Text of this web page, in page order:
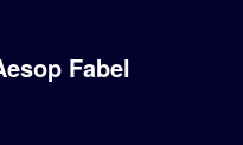
Fabel